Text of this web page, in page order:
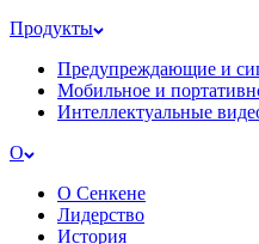
Продукты
Предупреждающие и
Мобильное и
Интеллектуальные
О
О Сенкене
Лидерство
История